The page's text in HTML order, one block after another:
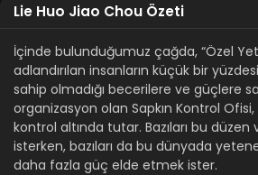
Lie Huo Jiao Chou Özeti
İçinde bulunduğumuz çağda, “Özel
adlandırılan insanların küçük bir
sahip olmadığı becerilere ve güçlere
organizasyon olan Sapkın Kontrol
kontrol altında tutar. Bazıları bu düzen
isterken, bazıları da bu dünyada
daha fazla güç elde etmek ister.